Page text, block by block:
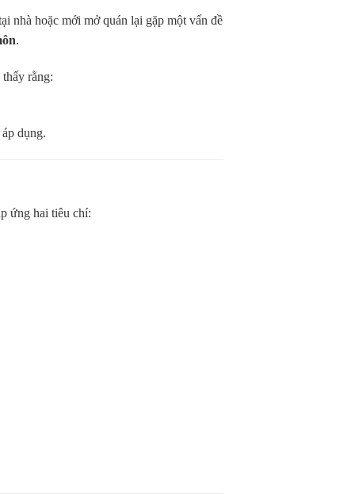
nhà hoặc mới mở quán lại gặp một vấn đề
.
rằng:
dụng.
ứng hai tiêu chí: